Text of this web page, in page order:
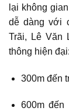
lại không
dễ dàng với
Trãi, Lê Văn
thông hiện đại:
300m đến
600m đến